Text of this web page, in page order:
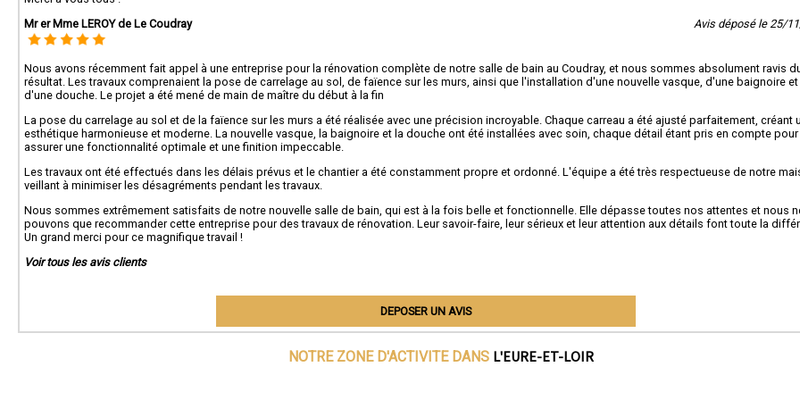
Mr er Mme LEROY de Le Coudray
Avis déposé le 25/
Nous avons récemment fait appel à une entreprise pour la rénovation complète de notre salle de bain au Coudray, et nous sommes absolument ravis
résultat. Les travaux comprenaient la pose de carrelage au sol, de faïence sur les murs, ainsi que l'installation d'une nouvelle vasque, d'une baignoire et
d'une douche. Le projet a été mené de main de maître du début à la fin
La pose du carrelage au sol et de la faïence sur les murs a été réalisée avec une précision incroyable. Chaque carreau a été ajusté parfaitement, créant
esthétique harmonieuse et moderne. La nouvelle vasque, la baignoire et la douche ont été installées avec soin, chaque détail étant pris en compte pour
assurer une fonctionnalité optimale et une finition impeccable.
Les travaux ont été effectués dans les délais prévus et le chantier a été constamment propre et ordonné. L'équipe a été très respectueuse de notre
veillant à minimiser les désagréments pendant les travaux.
Nous sommes extrêmement satisfaits de notre nouvelle salle de bain, qui est à la fois belle et fonctionnelle. Elle dépasse toutes nos attentes et nous
pouvons que recommander cette entreprise pour des travaux de rénovation. Leur savoir-faire, leur sérieux et leur attention aux détails font toute la
Un grand merci pour ce magnifique travail !
Voir tous les avis clients
DEPOSER UN AVIS
NOTRE ZONE D'ACTIVITE DANS L'EURE-ET-LOIR